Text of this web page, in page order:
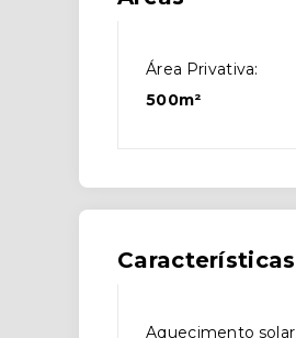
Área Privativa:
500m²
Características
Aquecimento solar